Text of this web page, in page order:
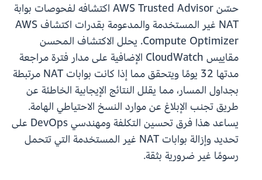
حسّن AWS Trusted Advisor اكتشافه لفحوصات بوابة
NAT غير المستخدمة والمدعومة بقدرات اكتشاف AWS
Compute Optimizer. يحلل الاكتشاف المحسن
مقاييس CloudWatch الإضافية على مدار فترة مراجعة
مدتها 32 يومًا ويتحقق مما إذا كانت بوابات NAT مرتبطة
بجداول المسار، مما يقلل النتائج الإيجابية الخاطئة عن
طريق تجنب الإبلاغ عن موارد النسخ الاحتياطي الهامة.
يساعد هذا فرق تحسين التكلفة ومهندسي DevOps على
تحديد وإزالة بوابات NAT غير المستخدمة التي تتحمل
رسومًا غير ضرورية بثقة.